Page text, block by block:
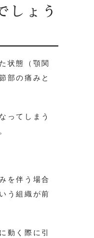
しょう
状態（顎関
部の痛みと
ってしまう
を伴う場合
う組織が前
動く際に引